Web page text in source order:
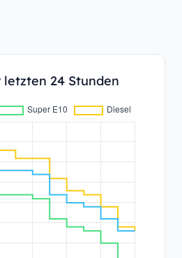
24 Stunden